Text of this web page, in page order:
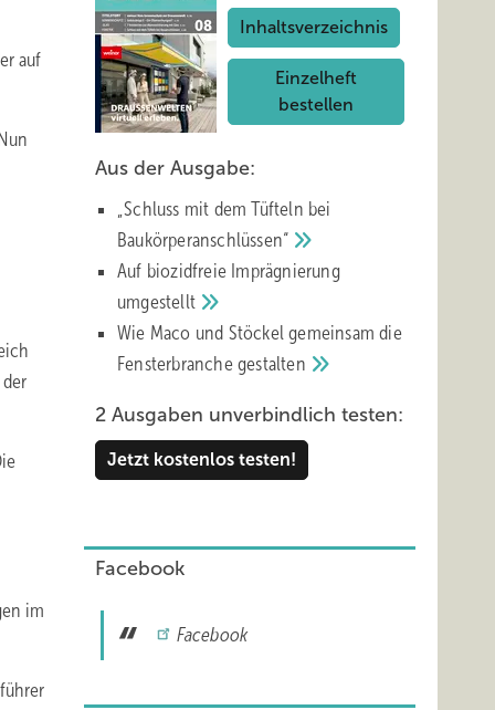
auf
im
Inhaltsverzeichnis
Einzelheft
bestellen
Aus der Ausgabe:
„Schluss mit d em Tüfteln bei
Baukörperanschlüssen“
Auf biozidfreie Imprägnierung
umgestellt
Wie Maco und Stöckel gemeinsam die
Fensterbranche gestalten
2 Ausgaben unverbindlich testen:
Jetzt kostenlos testen!
Facebook
Facebook